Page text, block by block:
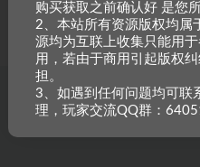
本站是一个坚持做精品资源的网站，
重原创，如需搬资源请先与
购买获取之前确认好 是您
2、本站所有资源版权均属
源均为互联上收集只能用
用，若由于商用引起版权
担。
3、如遇到任何问题均可
理，玩家交流QQ群：